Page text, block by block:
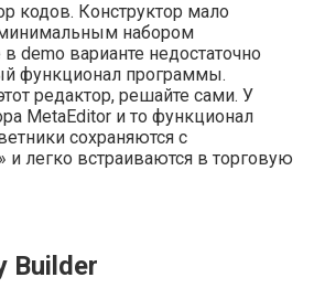
кодов. Конструктор мало
набором
demo варианте недостаточно
функционал программы.
редактор, решайте сами. У
MetaEditor и то функционал
сохраняются с
легко встраиваются в торговую
Builder